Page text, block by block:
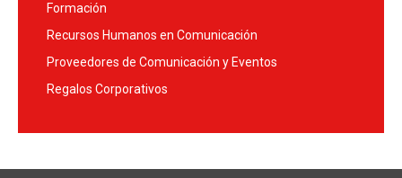
Formación
Recursos Humanos en Comunicación
Proveedores de Comunicación y Eventos
Regalos Corporativos